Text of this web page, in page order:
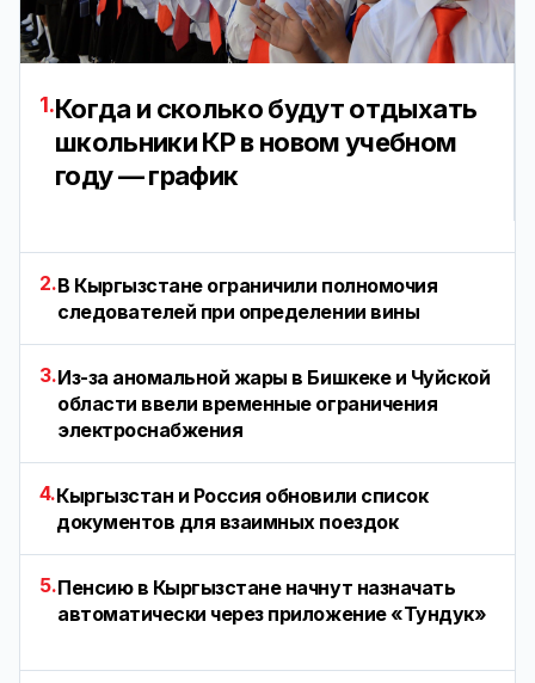
1.Когда и сколько будут отдыхать
школьники КР в новом учебном
году — график
2.В Кыргызстане ограничили полномочия
следователей при определении вины
3.Из-за аномальной жары в Бишкеке и Чуйской
области ввели временные ограничения
электроснабжения
4.Кыргызстан и Россия обновили список
документов для взаимных поездок
5.Пенсию в Кыргызстане начнут назначать
автоматически через приложение «Тундук»